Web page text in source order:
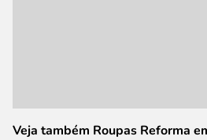
Veja também Roupas Reforma